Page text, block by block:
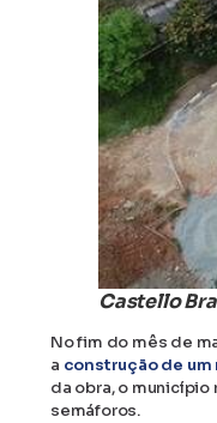
Castello
No fim do mês de
a construção de um
da obra, o município
semáforos.